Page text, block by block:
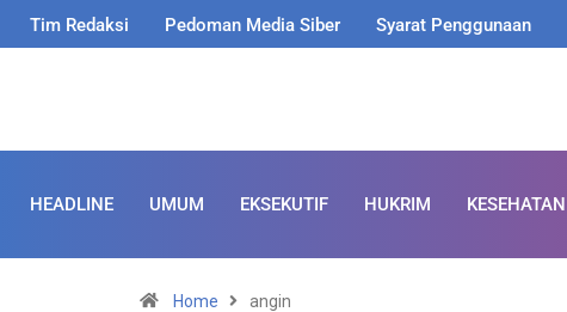
Tim Redaksi Pedoman Media Siber Syarat Penggunaan
HEADLINE UMUM EKSEKUTIF HUKRIM KESEHATAN
Home angin